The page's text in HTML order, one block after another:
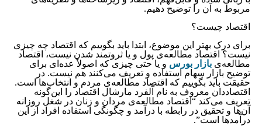
مربوط به آن را توضیح دهیم.
اقتصاد چیست؟
برای درک بهتر این موضوع، ابتدا باید بگوییم که اقتصاد چه چیزی
نیست؟ اقتصاد مطالعه‌ی پول و یا ثروتمند شدن نیست، اقتصاد
مطالعه‌ی بازار بورس و یا حتی چیزی که اصولاً عده‌ای برای
توضیح بازار سهام استفاده و تعریف می‌کنند هم نیست. در
حقیقت باید بگوییم که اقتصاد مطالعه‌ی مردم و انتخاب‌ها است.
اقتصاددان معروف به نام آلفرد مارشال اقتصاد را این‌گونه
تعریف می‌کند “اقتصاد مطالعه‌ی مردان و زنان در شغل روزانه
آن‌ها و تحقیق در رابطه‌ با درآمد و چگونگی استفاده افراد از این
درآمدها است”.